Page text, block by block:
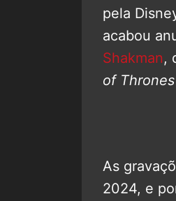
pela
acabou
Shakman,
of Thrones
As
2024, e